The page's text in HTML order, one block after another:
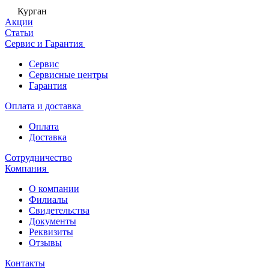
Курган
Акции
Статьи
Сервис и Гарантия
Сервис
Сервисные центры
Гарантия
Оплата и доставка
Оплата
Доставка
Сотрудничество
Компания
О компании
Филиалы
Свидетельства
Документы
Реквизиты
Отзывы
Контакты